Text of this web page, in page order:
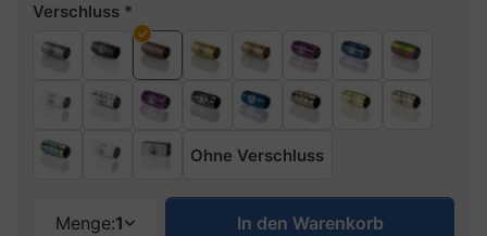
Verschluss
Ohne Verschluss
Menge:1 In den Warenkorb